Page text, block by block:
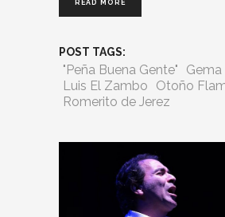
READ MORE
POST TAGS:
"Peña Buena Gente"
Luis El Zambo
Otoño
Romerito de Jerez